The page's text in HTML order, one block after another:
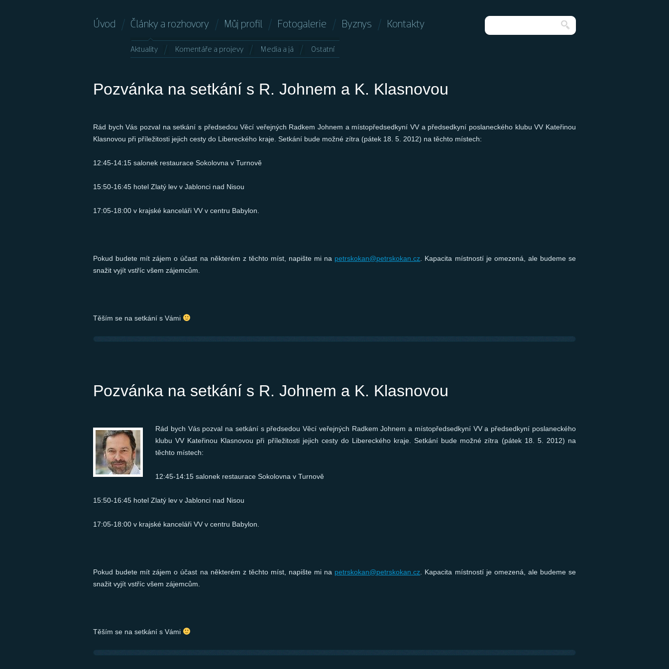
Úvod Články a rozhovory Můj profil Fotogalerie Byznys Kontakty
Aktuality Komentáře a projevy Media a já Ostatní
Pozvánka na setkání s R. Johnem a K. Klasnovou
Rád bych Vás pozval na setkání s předsedou Věcí veřejných Radkem Johnem a místopředsedkyní VV a předsedkyní poslaneckého klubu VV Kateřinou
Klasnovou při příležitosti jejich cesty do Libereckého kraje. Setkání bude možné zítra (pátek 18. 5. 2012) na těchto místech:
12:45-14:15 salonek restaurace Sokolovna v Turnově
15:50-16:45 hotel Zlatý lev v Jablonci nad Nisou
17:05-18:00 v krajské kanceláři VV v centru Babylon.
Pokud budete mít zájem o účast na některém z těchto míst, napište mi na petrskokan@petrskokan.cz . Kapacita místností je omezená, ale budeme se
snažit vyjít vstříc všem zájemcům.
Těším se na setkání s Vámi
Pozvánka na setkání s R. Johnem a K. Klasnovou
Rád bych Vás pozval na setkání s předsedou Věcí veřejných Radkem Johnem a místopředsedkyní VV a předsedkyní poslaneckého
klubu VV Kateřinou Klasnovou při příležitosti jejich cesty do Libereckého kraje. Setkání bude možné zítra (pátek 18. 5. 2012) na
těchto místech:
12:45-14:15 salonek restaurace Sokolovna v Turnově
15:50-16:45 hotel Zlatý lev v Jablonci nad Nisou
17:05-18:00 v krajské kanceláři VV v centru Babylon.
Pokud budete mít zájem o účast na některém z těchto míst, napište mi na petrskokan@petrskokan.cz . Kapacita místností je omezená, ale budeme se
snažit vyjít vstříc všem zájemcům.
Těším se na setkání s Vámi